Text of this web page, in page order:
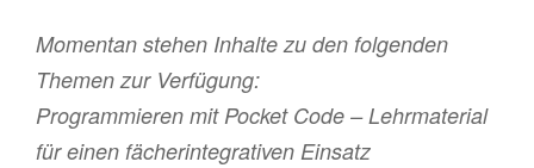
Momentan stehen Inhalte zu den folgenden
Themen zur Verfügung:
Programmieren mit Pocket Code – Lehrmaterial
für einen fächerintegrativen Einsatz